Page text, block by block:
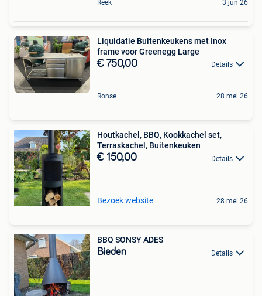
Reek 3 jun 26
Liquidatie Buitenkeukens met Inox
frame voor Greenegg Large
€ 750,00 Details
Ronse 28 mei 26
Houtkachel, BBQ, Kookkachel set,
Terraskachel, Buitenkeuken
€ 150,00 Details
Bezoek website 28 mei 26
BBQ SONSY ADES
Bieden Details